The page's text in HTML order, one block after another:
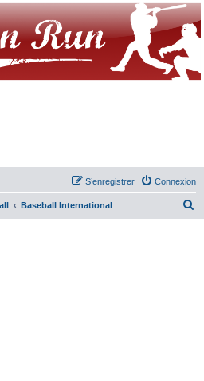
Connexion
S’enregistrer
Baseball International